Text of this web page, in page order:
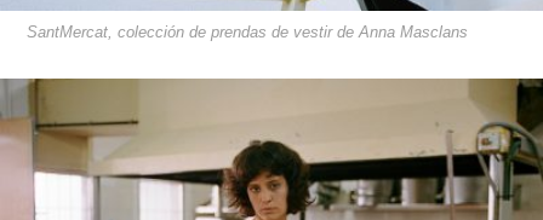
SantMercat, colección de prendas de vestir de Anna Masclans